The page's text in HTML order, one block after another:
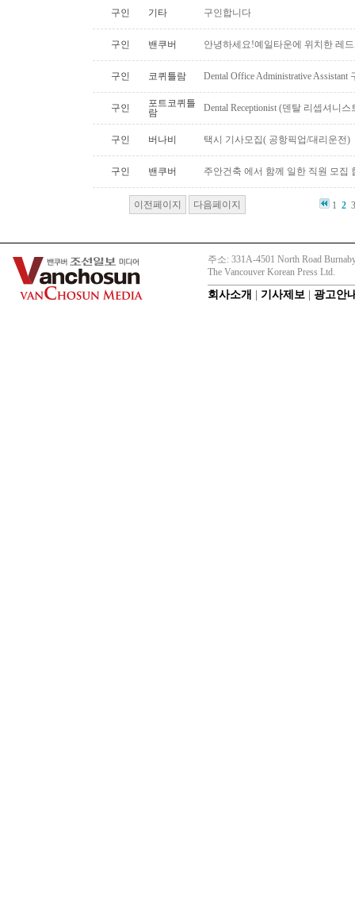
구인 기타 구인합니다
구인 밴쿠버 안녕하세요!예일타운에 위치한 레
구인 코퀴틀람 Dental Office Administrative Assistant
구인
포트코퀴틀
람
Dental Receptionist (덴탈 리셉셔니
구인 버나비 택시 기사모집( 공항픽업/대리운전)
구인 밴쿠버 주안건축 에서 함께 일한 직원 모집
이전페이지 다음페이지 1 2
주소: 331A-4501 North Road
The Vancouver Korean Press Ltd.
회사소개 기사제보 광고안